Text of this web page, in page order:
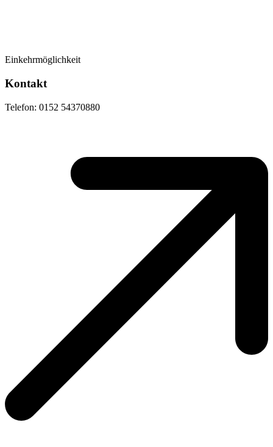
Einkehrmöglichkeit
Kontakt
Telefon: 0152 54370880